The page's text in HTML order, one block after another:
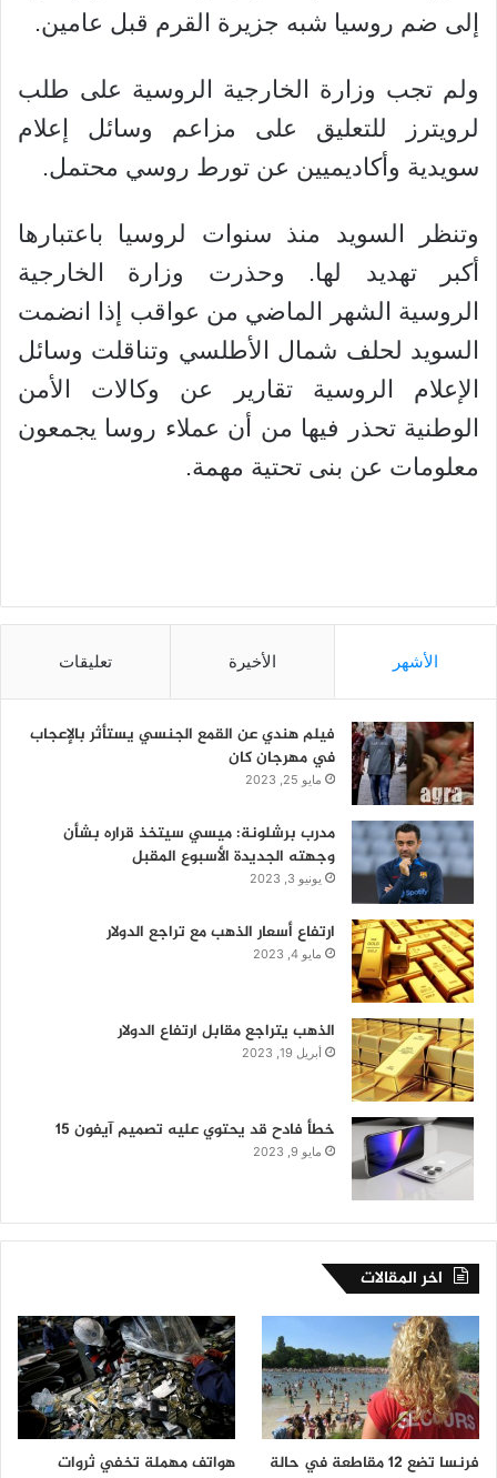
إلى ضم روسيا شبه جزيرة القرم قبل عامين.
ولم تجب وزارة الخارجية الروسية على طلب
لرويترز للتعليق على مزاعم وسائل إعلام
سويدية وأكاديميين عن تورط روسي محتمل.
وتنظر السويد منذ سنوات لروسيا باعتبارها
أكبر تهديد لها. وحذرت وزارة الخارجية
الروسية الشهر الماضي من عواقب إذا انضمت
السويد لحلف شمال الأطلسي وتناقلت وسائل
الإعلام الروسية تقارير عن وكالات الأمن
الوطنية تحذر فيها من أن عملاء روسا يجمعون
معلومات عن بنى تحتية مهمة.
الأشهر الأخيرة تعليقات
فيلم هندي عن القمع الجنسي يستأثر بالإعجاب
في مهرجان كان
مايو 25, 2023
مدرب برشلونة: ميسي سيتخذ قراره بشأن
وجهته الجديدة الأسبوع المقبل
يونيو 3, 2023
ارتفاع أسعار الذهب مع تراجع الدولار
مايو 4, 2023
الذهب يتراجع مقابل ارتفاع الدولار
أبريل 19, 2023
خطأ فادح قد يحتوي عليه تصميم آيفون 15
مايو 9, 2023
اخر المقالات
فرنسا تضع 12 مقاطعة في حالة
هواتف مهملة تخفي ثروات